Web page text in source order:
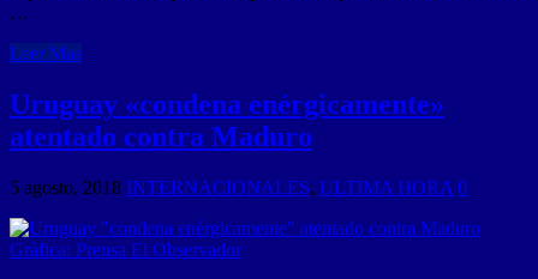
…
Leer Mas
Uruguay «condena enérgicamente»
atentado contra Maduro
5 agosto, 2018 INTERNACIONALES, ULTIMA HORA 0